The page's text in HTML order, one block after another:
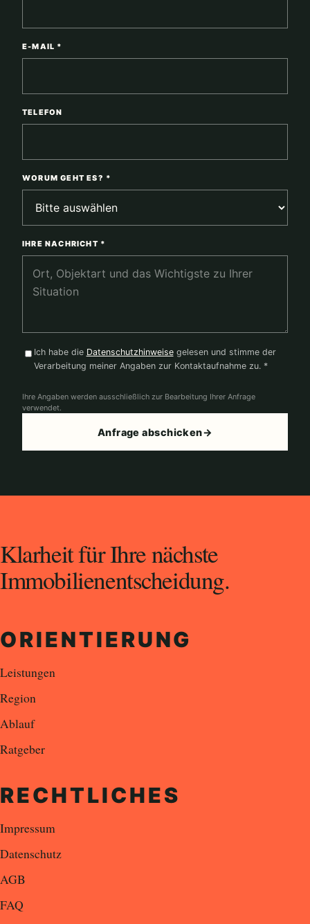
E-MAIL *
TELEFON
WORUM GEHT ES? *
IHRE NACHRICHT *
Ich habe die Datenschutzhinweisegelesen und stimme der
Verarbeitung meiner Angaben zur Kontaktaufnahme zu. *
Ihre Angaben werden ausschließlich zur Bearbeitung Ihrer Anfrage
verwendet.
Anfrage abschicken→
Klarheit für Ihre nächste
Immobilienentscheidung.
ORIENTIERUNG
Leistungen
Region
Ablauf
Ratgeber
RECHTLICHES
Impressum
Datenschutz
AGB
FAQ